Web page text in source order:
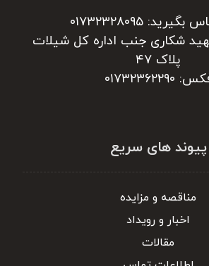
۰۱۷۳۲۳۲۸۰۹۵
شکاری جنب اداره کل شیلات
پلاک ۴۷
۰۱۷۳۲۳۶۲۲۹۰
پیوند های سریع
مناقصه و مزایده
اخبار و رویداد
مقالات